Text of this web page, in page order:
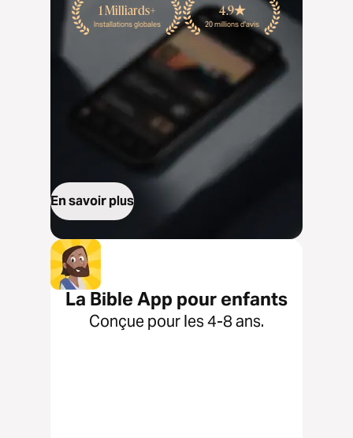
1 Milliards+
Installations globales
4.9
20 millions d'avis
En savoir plus
La Bible App pour enfants
Conçue pour les 4-8 ans.